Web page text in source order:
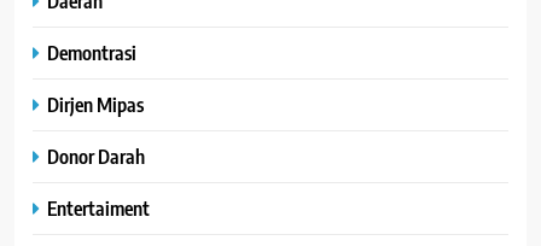
Demontrasi
Dirjen Mipas
Donor Darah
Entertaiment